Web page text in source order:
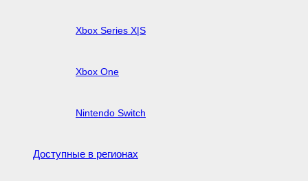
Xbox Series X|S
Xbox One
Nintendo Switch
Доступные в регионах